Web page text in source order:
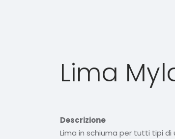
Lima
Descrizione
Lima in schiuma per tutti tipi